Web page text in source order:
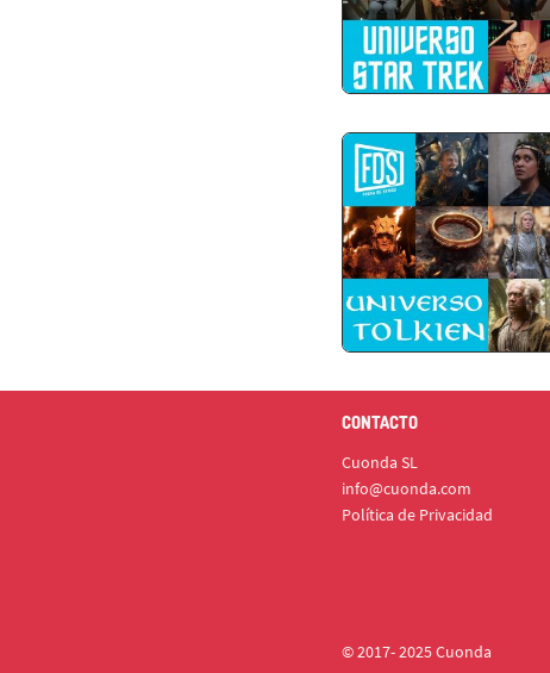
CONTACTO
Cuonda SL
info@cuonda.com
Política de Privacidad
© 2017- 2025 Cuonda